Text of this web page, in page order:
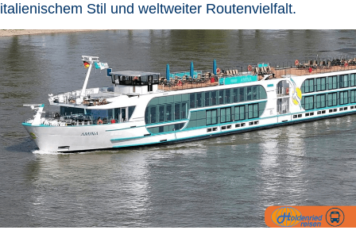
italienischem Stil und weltweiter Routenvielfalt.